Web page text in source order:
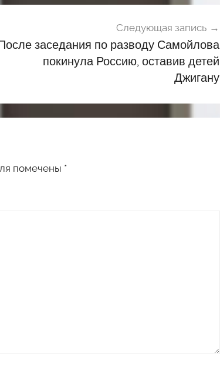
Следующая запись
заседания по разводу Самойлова
покинула Россию, оставив детей
Джигану
помечены *